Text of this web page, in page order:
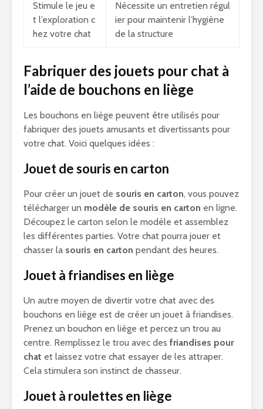
Stimule le jeu e
t l’exploration c
hez votre chat
Nécessite un entretien régul
ier pour maintenir l’hygiène
de la structure
Fabriquer des jouets pour chat à
l’aide de bouchons en liège
Les bouchons en liège peuvent être utilisés pour
fabriquer des jouets amusants et divertissants pour
votre chat. Voici quelques idées :
Jouet de souris en carton
Pour créer un jouet de souris en carton, vous pouvez
télécharger un modèle de souris en carton en ligne.
Découpez le carton selon le modèle et assemblez
les différentes parties. Votre chat pourra jouer et
chasser la souris en carton pendant des heures.
Jouet à friandises en liège
Un autre moyen de divertir votre chat avec des
bouchons en liège est de créer un jouet à friandises.
Prenez un bouchon en liège et percez un trou au
centre. Remplissez le trou avec des friandises pour
chat et laissez votre chat essayer de les attraper.
Cela stimulera son instinct de chasseur.
Jouet à roulettes en liège